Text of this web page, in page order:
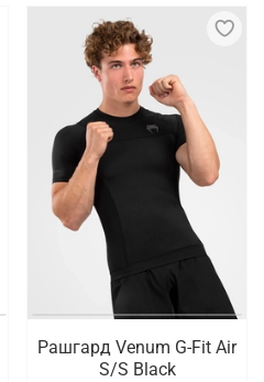
Рашгард Venum G-Fit Air
S/S Black